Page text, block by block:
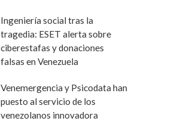
Ingeniería social tras la
tragedia: ESET alerta sobre
ciberestafas y donaciones
falsas en Venezuela
Venemergencia y Psicodata han
puesto al servicio de los
venezolanos innovadora